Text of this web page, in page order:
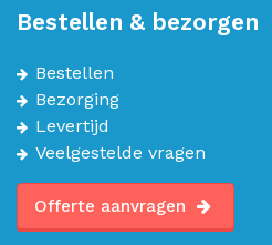
Bestellen & bezorgen
Bestellen
Bezorging
Levertijd
Veelgestelde vragen
Offerte aanvragen